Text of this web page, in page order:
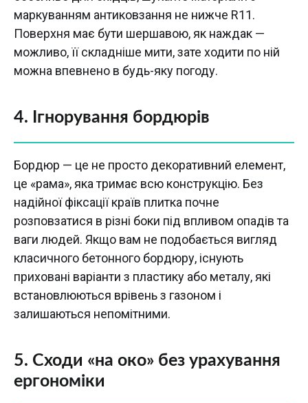
маркуванням антиковзання не нижче R11.
Поверхня має бути шершавою, як наждак —
можливо, її складніше мити, зате ходити по ній
можна впевнено в будь-яку погоду.
4. Ігнорування бордюрів
Бордюр — це не просто декоративний елемент,
це «рама», яка тримає всю конструкцію. Без
надійної фіксації країв плитка почне
розповзатися в різні боки під впливом опадів та
ваги людей. Якщо вам не подобається вигляд
класичного бетонного бордюру, існують
приховані варіанти з пластику або металу, які
встановлюються врівень з газоном і
залишаються непомітними.
5. Сходи «на око» без урахування
ергономіки